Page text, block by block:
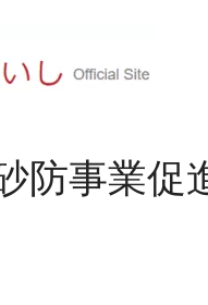
防事業